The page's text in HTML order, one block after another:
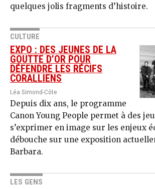
quelques jolis fragments d’histoire.
CULTURE
EXPO : DES JEUNES DE LA
GOUTTE D’OR POUR
DÉFENDRE LES RÉCIFS
CORALLIENS
Léa Simond-Côte
Depuis dix ans, le programme
Canon Young People permet à des
s’exprimer en image sur les enjeux
débouche sur une exposition
Barbara.
LES GENS